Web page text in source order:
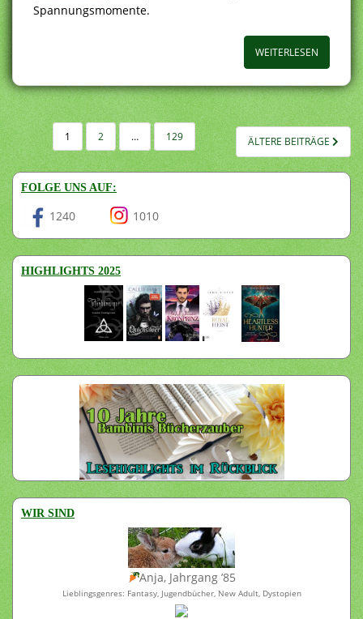
Spannungsmomente.
WEITERLESEN
SEITENNUMMERIERUNG
DER
BEITRÄGE
1 2 … 129 ÄLTERE BEITRÄGE
FOLGE UNS AUF:
1240 1010
HIGHLIGHTS 2025
WIR SIND
Anja, Jahrgang ’85
Lieblingsgenres: Fantasy, Jugendbücher, New Adult, Dystopien